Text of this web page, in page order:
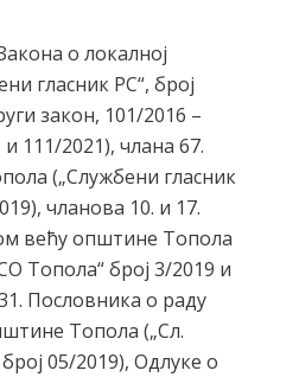
о локалној
гласник РС“, број
закон, 101/2016 –
111/2021), члана 67.
(„Службени гласник
чланова 10. и 17.
већу општине Топола
Топола“ број 3/2019 и
Пословника о раду
Топола („Сл.
05/2019), Одлуке о